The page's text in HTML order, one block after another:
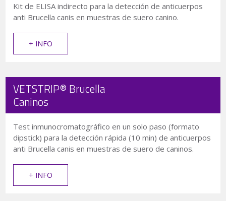
Kit de ELISA indirecto para la detección de anticuerpos
anti Brucella canis en muestras de suero canino.
+ INFO
VETSTRIP® Brucella
Caninos
Test inmunocromatográfico en un solo paso (formato
dipstick) para la detección rápida (10 min) de anticuerpos
anti Brucella canis en muestras de suero de caninos.
+ INFO